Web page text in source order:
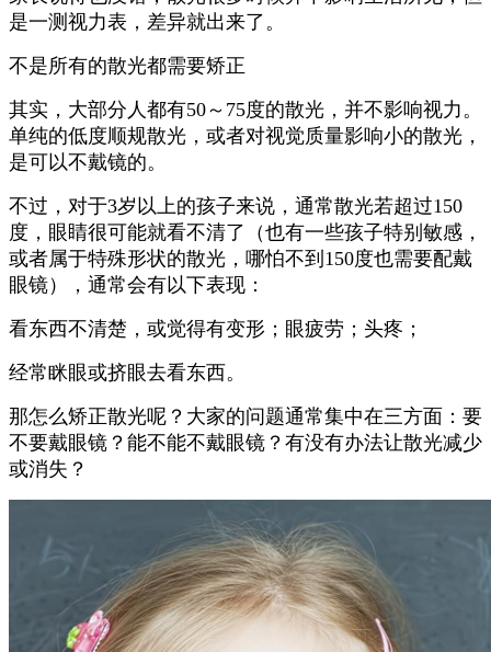
是一测视力表，差异就出来了。
不是所有的散光都需要矫正
其实，大部分人都有50～75度的散光，并不影响视力。
单纯的低度顺规散光，或者对视觉质量影响小的散光，
是可以不戴镜的。
不过，对于3岁以上的孩子来说，通常散光若超过150
度，眼睛很可能就看不清了（也有一些孩子特别敏感，
或者属于特殊形状的散光，哪怕不到150度也需要配戴
眼镜），通常会有以下表现：
看东西不清楚，或觉得有变形； 眼疲劳； 头疼；
经常眯眼或挤眼去看东西。
那怎么矫正散光呢？大家的问题通常集中在三方面：要
不要戴眼镜？能不能不戴眼镜？有没有办法让散光减少
或消失？